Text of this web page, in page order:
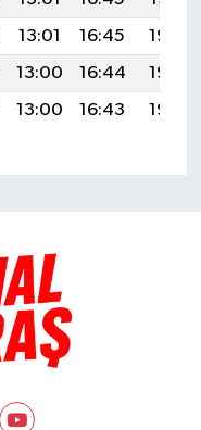
13:01 16:45
19:46
13:00 16:44
19:44
13:00 16:43 19:43